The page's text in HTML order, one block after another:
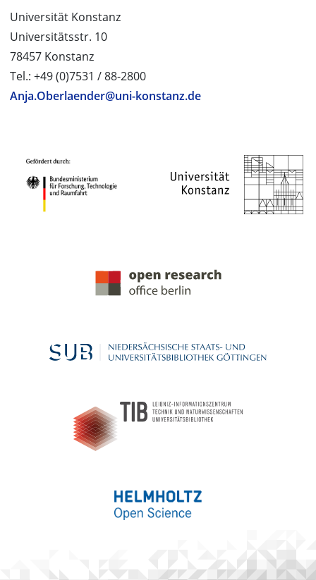
Universität Konstanz
Universitätsstr. 10
78457 Konstanz
Tel.: +49 (0)7531 / 88-2800
Anja.Oberlaender@uni-konstanz.de